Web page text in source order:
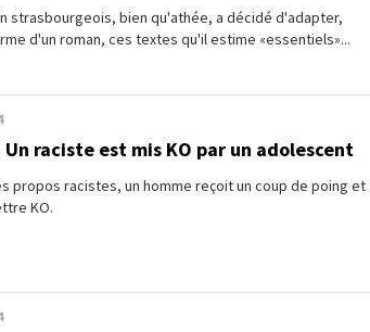
strasbourgeois, bien qu'athée, a décidé d'adapter,
d'un roman, ces textes qu'il estime «essentiels»...
Un raciste est mis KO par un adolescent
propos racistes, un homme reçoit un coup de poing et
KO.